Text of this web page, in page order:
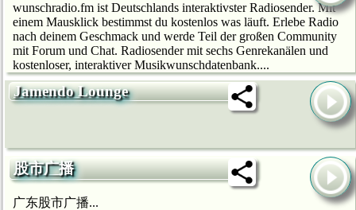
wunschradio.fm ist Deutschlands interaktivster Radiosender. Mit
einem Mausklick bestimmst du kostenlos was läuft. Erlebe Radio
nach deinem Geschmack und werde Teil der großen Community
mit Forum und Chat. Radiosender mit sechs Genrekanälen und
kostenloser, interaktiver Musikwunschdatenbank....
Jamendo Lounge
股市广播
广东股市广播...